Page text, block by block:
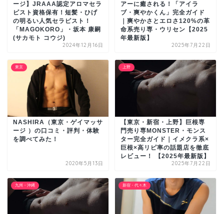
ージ】JRAAA認定アロマセラ
ピスト資格保有！短髪・ひげ
の明るい人気セラピスト！
「MAGOKORO」・坂本 康嗣
(サカモト コウジ)
2024年12月16日
アーに癒される！「アイラ
ブ・爽やかくん」完全ガイド
｜爽やかさとエロさ120%の革
命系売り専・ウリセン【2025
年最新版】
2025年7月22日
東京
NASHIRA（東京・ゲイマッサ
ージ ）の口コミ・評判・体験
を調べてみた！
2020年5月13日
上野
【東京・新宿・上野】巨根専
門売り専MONSTER・モンス
ター完全ガイド｜イメクラ系×
巨根×高リピ率の話題店を徹底
レビュー！ 【2025年最新版】
2025年7月22日
九州・沖縄 新宿・代々木